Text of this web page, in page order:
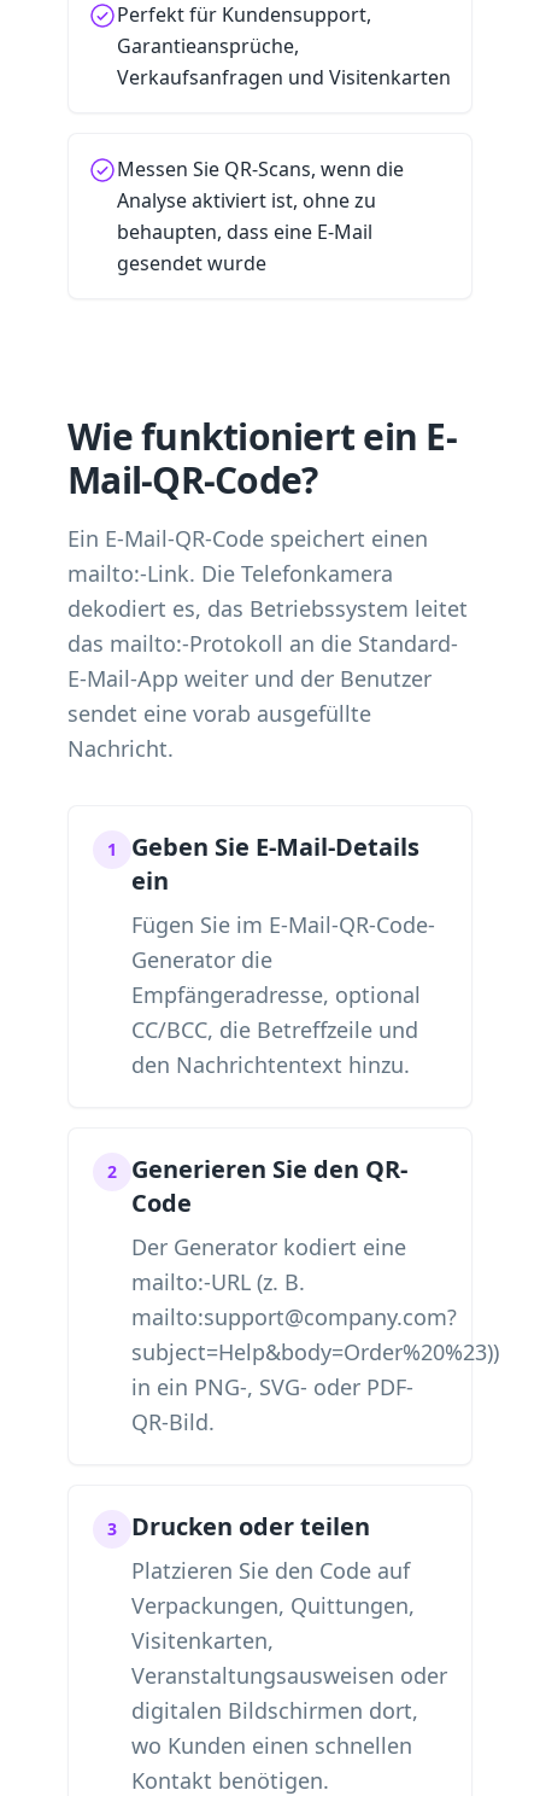
Perfekt für Kundensupport,
Garantieansprüche,
Verkaufsanfragen und Visitenkarten
Messen Sie QR-Scans, wenn die
Analyse aktiviert ist, ohne zu
behaupten, dass eine E-Mail
gesendet wurde
Wie funktioniert ein E-
Mail-QR-Code?
Ein E-Mail-QR-Code speichert einen
mailto:-Link. Die Telefonkamera
dekodiert es, das Betriebssystem leitet
das mailto:-Protokoll an die Standard-
E-Mail-App weiter und der Benutzer
sendet eine vorab ausgefüllte
Nachricht.
1
Geben Sie E-Mail-Details
ein
Fügen Sie im E-Mail-QR-Code-
Generator die
Empfängeradresse, optional
CC/BCC, die Betreffzeile und
den Nachrichtentext hinzu.
2
Generieren Sie den QR-
Code
Der Generator kodiert eine
mailto:-URL (z. B.
mailto:support@company.com?
subject=Help&body=Order%20%23))
in ein PNG-, SVG- oder PDF-
QR-Bild.
3 Drucken oder teilen
Platzieren Sie den Code auf
Verpackungen, Quittungen,
Visitenkarten,
Veranstaltungsausweisen oder
digitalen Bildschirmen dort,
wo Kunden einen schnellen
Kontakt benötigen.